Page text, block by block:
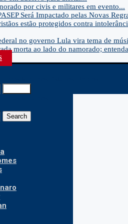
por civis e militares em evento...
Será Impactado pelas Novas
estão protegidos contra
no governo Lula vira tema de
morta ao lado do namorado;
Search